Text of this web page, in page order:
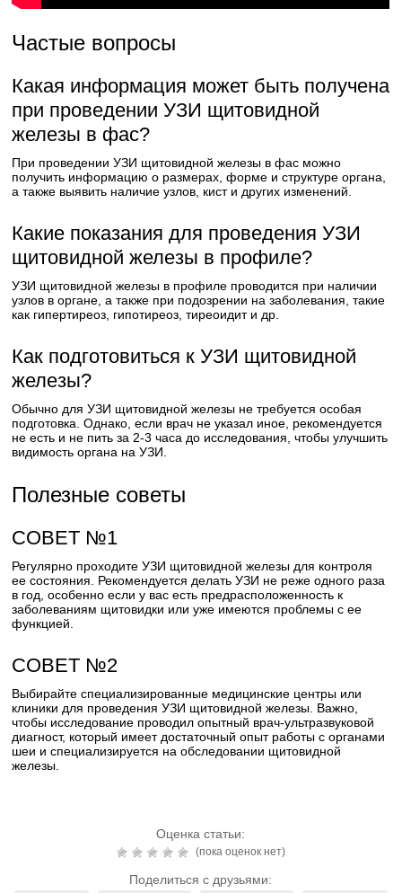
Частые вопросы
Какая информация может быть получена
при проведении УЗИ щитовидной
железы в фас?
При проведении УЗИ щитовидной железы в фас можно
получить информацию о размерах, форме и структуре органа,
а также выявить наличие узлов, кист и других изменений.
Какие показания для проведения УЗИ
щитовидной железы в профиле?
УЗИ щитовидной железы в профиле проводится при наличии
узлов в органе, а также при подозрении на заболевания, такие
как гипертиреоз, гипотиреоз, тиреоидит и др.
Как подготовиться к УЗИ щитовидной
железы?
Обычно для УЗИ щитовидной железы не требуется особая
подготовка. Однако, если врач не указал иное, рекомендуется
не есть и не пить за 2-3 часа до исследования, чтобы улучшить
видимость органа на УЗИ.
Полезные советы
СОВЕТ №1
Регулярно проходите УЗИ щитовидной железы для контроля
ее состояния. Рекомендуется делать УЗИ не реже одного раза
в год, особенно если у вас есть предрасположенность к
заболеваниям щитовидки или уже имеются проблемы с ее
функцией.
СОВЕТ №2
Выбирайте специализированные медицинские центры или
клиники для проведения УЗИ щитовидной железы. Важно,
чтобы исследование проводил опытный врач-ультразвуковой
диагност, который имеет достаточный опыт работы с органами
шеи и специализируется на обследовании щитовидной
железы.
Оценка статьи:
(пока оценок нет)
Поделиться с друзьями: